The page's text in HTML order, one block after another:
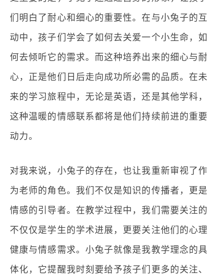
们明白了耐心和细心的重要性。在与小兔子的互
动中，孩子们学会了如何去关爱一个小生命，如
何去倾听它的需求。而这种培养出来的细心与耐
心，正是他们日后走向成功所必需的品质。在未
来的学习旅程中，无论是英语，还是其他学科，
这种温暖的情感联系都将是他们持续前进的重要
动力。
对我来说，小兔子的存在，也让我重新审视了作
为老师的角色。我们不仅是知识的传播者，更是
情感的引导者。在教学过程中，我们需要关注的
不仅仅是学生的学术进展，更要关注他们的心理
健康与情感需求。小兔子就像是我教学理念的具
体化，它提醒我时刻要给予孩子们更多的关注、